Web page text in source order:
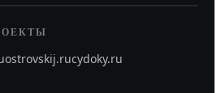
ostrovskij.rucydoky.ru